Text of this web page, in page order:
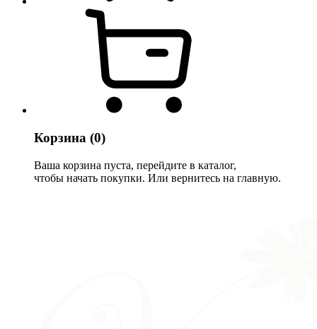
Корзина (0)
Ваша корзина пуста, перейдите в каталог,
чтобы начать покупки. Или вернитесь на главную.